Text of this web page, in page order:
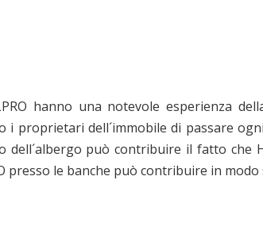
hanno una notevole esperienza
proprietari dell´immobile di passare
può contribuire il fatto che
presso le banche può contribuire in